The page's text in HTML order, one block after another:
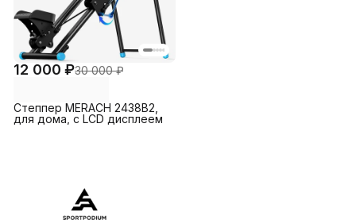
12 000 ₽30 000 ₽
Степпер MERACH 2438B2,
для дома, с LCD дисплеем